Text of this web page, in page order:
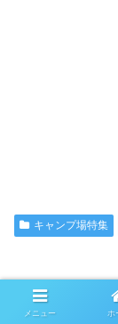
キャンプ場特集
メニュー ホ